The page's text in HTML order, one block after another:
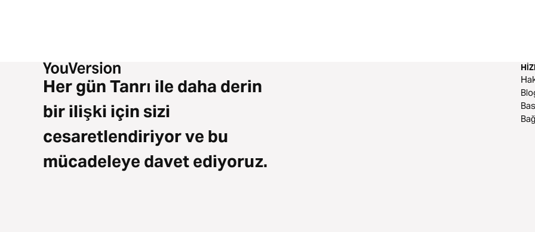
Her gün Tanrı ile daha derin
bir ilişki için sizi
cesaretlendiriyor ve bu
mücadeleye davet ediyoruz.